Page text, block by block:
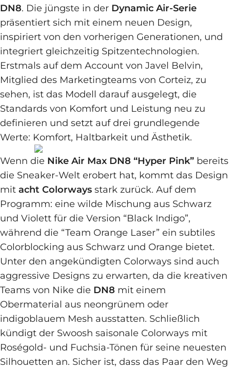
DN8. Die jüngste in der Dynamic Air-Serie
präsentiert sich mit einem neuen Design,
inspiriert von den vorherigen Generationen, und
integriert gleichzeitig Spitzentechnologien.
Erstmals auf dem Account von Javel Belvin,
Mitglied des Marketingteams von Corteiz, zu
sehen, ist das Modell darauf ausgelegt, die
Standards von Komfort und Leistung neu zu
definieren und setzt auf drei grundlegende
Werte: Komfort, Haltbarkeit und Ästhetik.
Wenn die Nike Air Max DN8 “Hyper Pink” bereits
die Sneaker-Welt erobert hat, kommt das Design
mit acht Colorways stark zurück. Auf dem
Programm: eine wilde Mischung aus Schwarz
und Violett für die Version “Black Indigo”,
während die “Team Orange Laser” ein subtiles
Colorblocking aus Schwarz und Orange bietet.
Unter den angekündigten Colorways sind auch
aggressive Designs zu erwarten, da die kreativen
Teams von Nike die DN8 mit einem
Obermaterial aus neongrünem oder
indigoblauem Mesh ausstatten. Schließlich
kündigt der Swoosh saisonale Colorways mit
Roségold- und Fuchsia-Tönen für seine neuesten
Silhouetten an. Sicher ist, dass das Paar den Weg